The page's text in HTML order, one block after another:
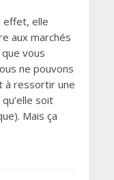
effet, elle
aux marchés
vous
ne pouvons
à ressortir une
soit
Mais ça